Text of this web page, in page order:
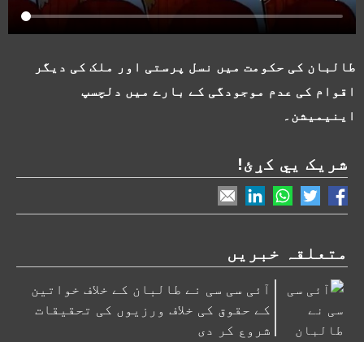
طالبان کی حکومت میں نسل پرستی اور ملک کی دیگر
اقوام کی عدم موجودگی کے بارے میں دلچسپ
اینیمیشن۔
شریک یي کړئ!
متعلقہ خبریں
آئی سی سی نے طالبان کے خلاف خواتین
کے حقوق کی خلاف ورزیوں کی تحقیقات
شروع کر دی